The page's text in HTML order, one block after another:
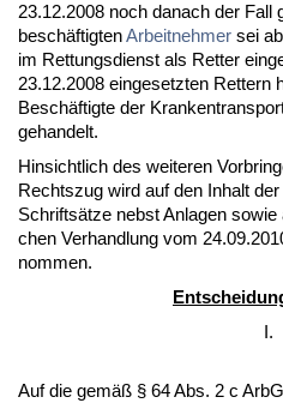
23.12.2008 noch da­nach der Fall
beschäftig­tenAr­beit­neh­mer sei
im Ret­tungs­dienst als Ret­ter
23.12.2008 ein­ge­setz­ten Ret­tern
Beschäftig­te der
ge­han­delt.
Hin­sicht­lich des wei­te­ren
Rechts­zug wird auf den In­halt
Schriftsätze nebst An­la­gen
chen Ver­hand­lung vom
nom­men.
I.
Auf die gemäß § 64 Abs. 2 c